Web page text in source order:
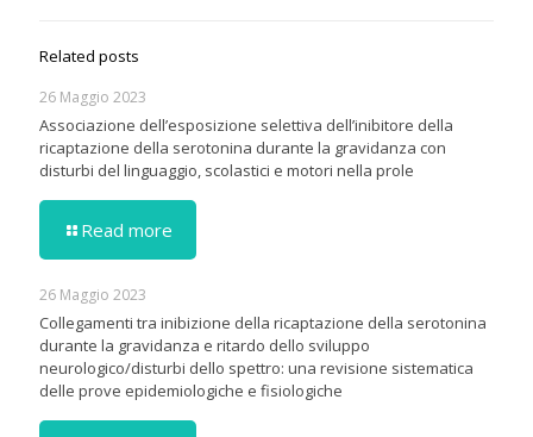
Related posts
26 Maggio 2023
Associazione dell’esposizione selettiva dell’inibitore della
ricaptazione della serotonina durante la gravidanza con
disturbi del linguaggio, scolastici e motori nella prole
Read more
26 Maggio 2023
Collegamenti tra inibizione della ricaptazione della serotonina
durante la gravidanza e ritardo dello sviluppo
neurologico/disturbi dello spettro: una revisione sistematica
delle prove epidemiologiche e fisiologiche